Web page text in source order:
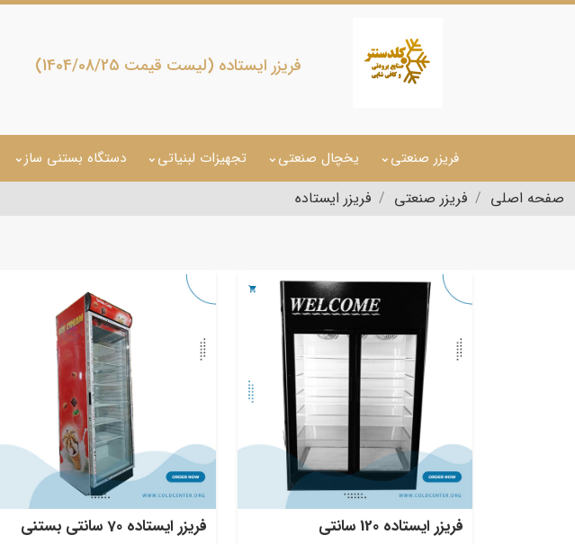
فریزر ایستاده (لیست قیمت 1404/08/25)
فریزر صنعتی یخچال صنعتی تجهیزات لبنیاتی دستگاه بستنی ساز
صفحه اصلی فریزر صنعتی فریزر ایستاده
فریزر ایستاده 120 سانتی فریزر ایستاده 70 سانتی بستنی